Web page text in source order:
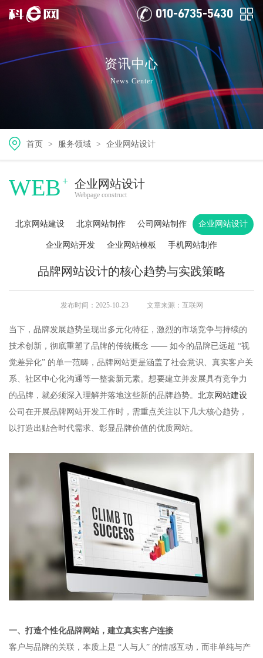
010-6735-5430
资讯中心
News Center
首页 > 服务领域 > 企业网站设计
WEB + 企业网站设计
Webpage construct
北京网站建设 北京网站制作 公司网站制作 企业网站设计
企业网站开发 企业网站模板 手机网站制作
品牌网站设计的核心趋势与实践策略
发布时间：2025-10-23 文章来源：互联网
当下，品牌发展趋势呈现出多元化特征，激烈的市场竞争与持续的
技术创新，彻底重塑了品牌的传统概念 —— 如今的品牌已远超 “视
觉差异化” 的单一范畴，品牌网站更是涵盖了社会意识、真实客户关
系、社区中心化沟通等一整套新元素。想要建立并发展具有竞争力
的品牌，就必须深入理解并落地这些新的品牌趋势。 北京网站建设
公司在开展品牌网站开发工作时，需重点关注以下几大核心趋势，
以打造出贴合时代需求、彰显品牌价值的优质网站。​
一、打造个性化品牌网站，建立真实客户连接​
客户与品牌的关联，本质上是 “人与人” 的情感互动，而非单纯与产